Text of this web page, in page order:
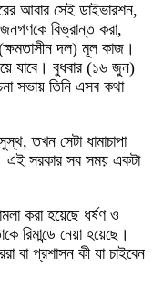
আবার সেই ডাইভারশন,
বিভ্রান্ত করা,
(ক্ষমতাসীন দল) মূল কাজ।
যাবে। বুধবার (১৬ জুন)
সভায় তিনি এসব কথা
তখন সেটা ধামাচাপা
এই সরকার সব সময় একটা
করা হয়েছে ধর্ষণ ও
রিমান্ডে নেয়া হয়েছে।
প্রশাসন কী যা চাইবেন